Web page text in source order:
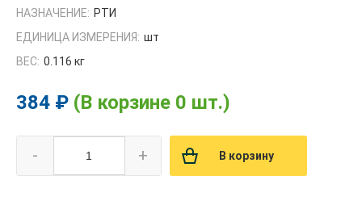
НАЗНАЧЕНИЕ: РТИ
ЕДИНИЦА ИЗМЕРЕНИЯ: шт
ВЕС: 0.116 кг
384 ₽ (В корзине 0 шт.)
- + В корзину